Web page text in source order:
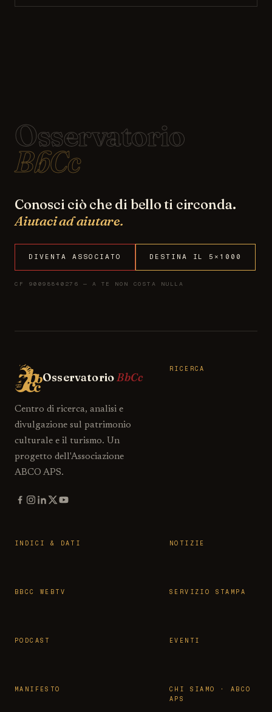
Osservatorio
BbCc
Conosci ciò che di bello ti circonda.
Aiutaci ad aiutare.
DIVENTA ASSOCIATO DESTINA IL 5×1000
CF 90098840276 — A TE NON COSTA NULLA
OsservatorioBbCc
Centro di ricerca, analisi e
divulgazione sul patrimonio
culturale e il turismo. Un
progetto dell'Associazione
ABCO APS.
RICERCA
INDICI & DATI NOTIZIE
BBCC WEBTV SERVIZIO STAMPA
PODCAST EVENTI
MANIFESTO
CHI SIAMO · ABCO
APS